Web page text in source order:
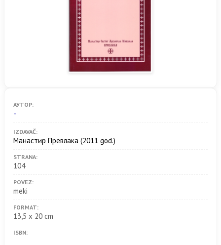
АУТОР:
-
IZDAVAČ:
Манастир Превлака (2011 god.)
STRANA:
104
POVEZ:
meki
FORMAT:
13,5 x 20 cm
ISBN: